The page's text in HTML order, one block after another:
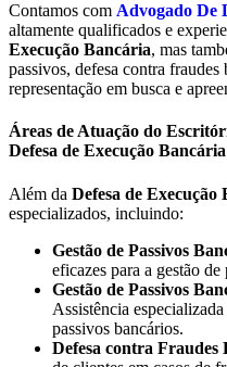
Contamos com Advogado De
altamente qualificados e
Execução Bancária, mas
passivos, defesa contra
representação em busca e
Áreas de Atuação do
Defesa de Execução
Além da Defesa de Execução
especializados, incluindo:
Gestão de Passivos
eficazes para a gestão
Gestão de Passivos
Assistência
passivos bancários.
Defesa contra Fraudes